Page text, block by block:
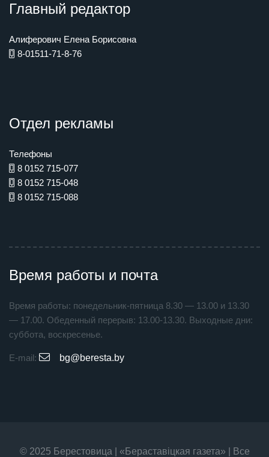
Главный редактор
Алиферович Елена Борисовна
8-01511-71-8-76
Отдел рекламы
Телефоны
8 0152 715-077
8 0152 715-048
8 0152 715-088
Время работы и почта
Время работы: понедельник-пятница 8.30 — 13.00 и 13.30
— 17.00. Обеденный перерыв: 13.00-13.30. Выходные дни:
суббота, воскресенье.
E-mail: bg@beresta.by
© 2025 Берестовица | «Бераставiцкая газета» | Все